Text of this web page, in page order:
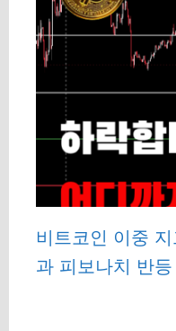
비트코인 이중
과 피보나치 반